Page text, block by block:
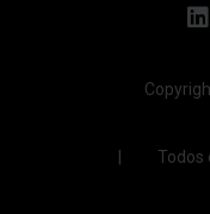
| Todos